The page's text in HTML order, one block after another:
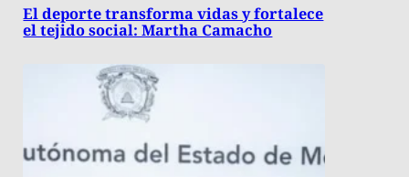
El deporte transforma vidas y fortalece
el tejido social: Martha Camacho